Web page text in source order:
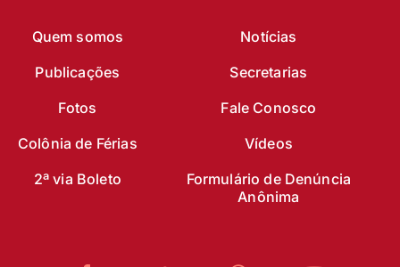
Quem somos
Notícias
Publicações
Secretarias
Fotos
Fale Conosco
Colônia de Férias
Vídeos
2ª via Boleto
Formulário de Denúncia
Anônima